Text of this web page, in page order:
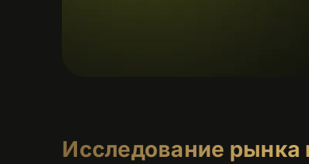
Исследование